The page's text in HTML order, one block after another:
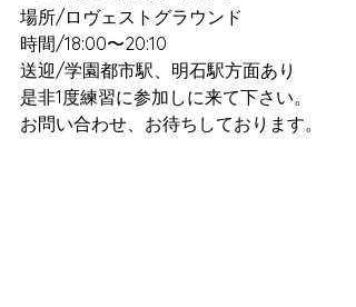
場所/ロヴェストグラウンド
時間/18:00〜20:10
送迎/学園都市駅、明石駅方面あり
是非1度練習に参加しに来て下さい。
お問い合わせ、お待ちしております。